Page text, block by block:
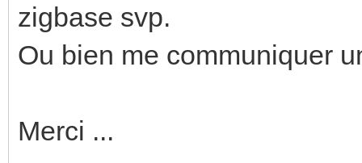
zigbase svp.
Ou bien me communiquer
Merci ...